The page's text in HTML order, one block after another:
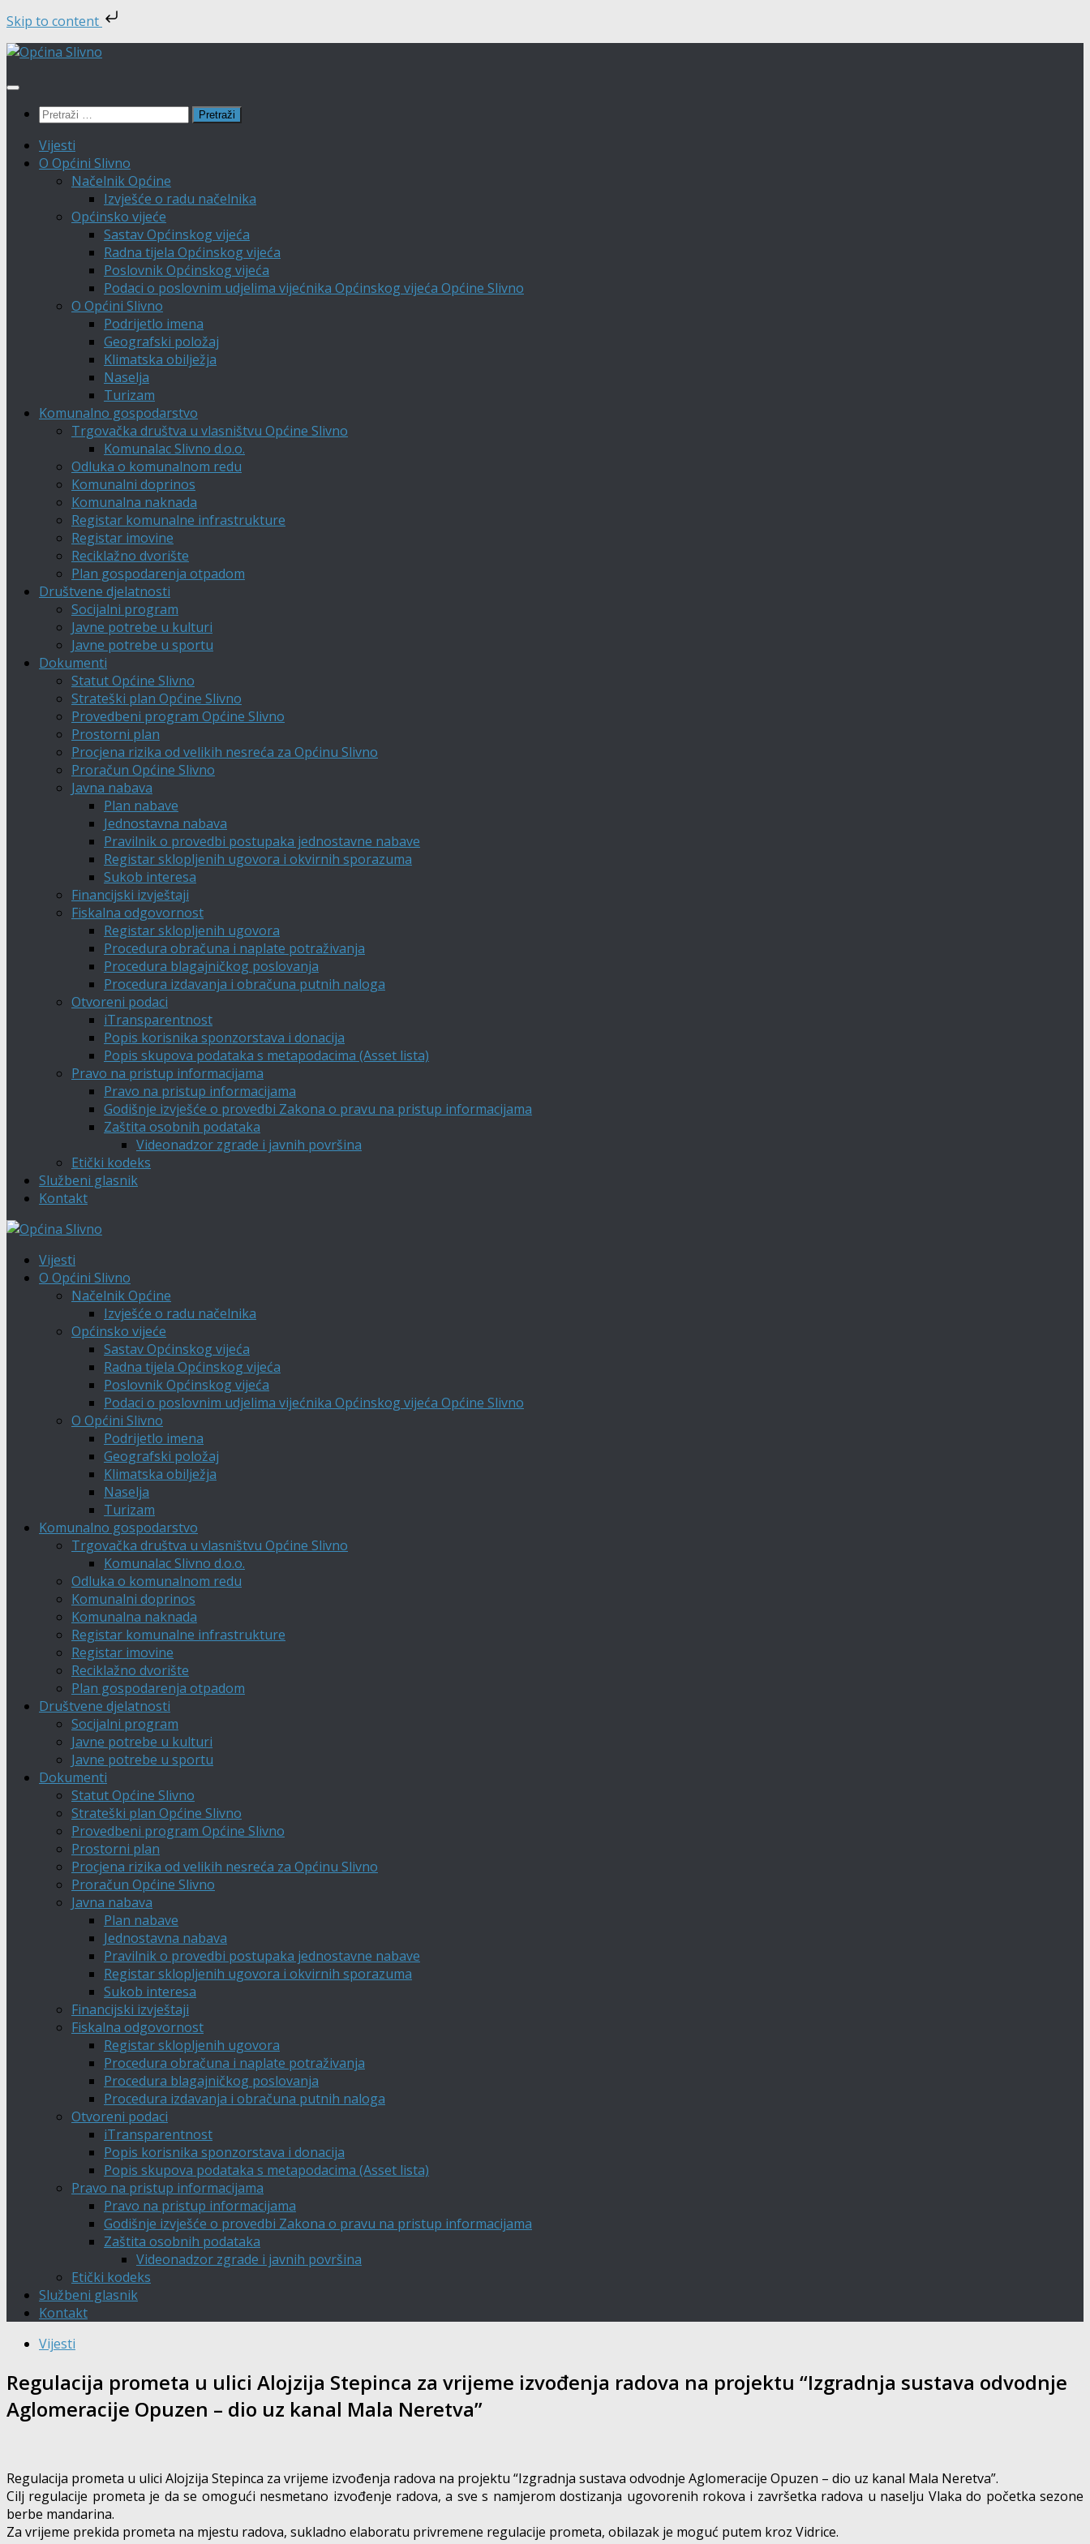
Skip to content
Skip
content
Pretraži:
Vijesti
O Općini Slivno
Načelnik Općine
Izvješće o radu načelnika
Općinsko vijeće
Sastav Općinskog vijeća
Radna tijela Općinskog vijeća
Poslovnik Općinskog vijeća
Podaci o poslovnim udjelima vijećnika Općinskog vijeća Općine Slivno
O Općini Slivno
Podrijetlo imena
Geografski položaj
Klimatska obilježja
Naselja
Turizam
Komunalno gospodarstvo
Trgovačka društva u vlasništvu Općine Slivno
Komunalac Slivno d.o.o.
Odluka o komunalnom redu
Komunalni doprinos
Komunalna naknada
Registar komunalne infrastrukture
Registar imovine
Reciklažno dvorište
Plan gospodarenja otpadom
Društvene djelatnosti
Socijalni program
Javne potrebe u kulturi
Javne potrebe u sportu
Dokumenti
Statut Općine Slivno
Strateški plan Općine Slivno
Provedbeni program Općine Slivno
Prostorni plan
Procjena rizika od velikih nesreća za Općinu Slivno
Proračun Općine Slivno
Javna nabava
Plan nabave
Jednostavna nabava
Pravilnik o provedbi postupaka jednostavne nabave
Registar sklopljenih ugovora i okvirnih sporazuma
Sukob interesa
Financijski izvještaji
Fiskalna odgovornost
Registar sklopljenih ugovora
Procedura obračuna i naplate potraživanja
Procedura blagajničkog poslovanja
Procedura izdavanja i obračuna putnih naloga
Otvoreni podaci
iTransparentnost
Popis korisnika sponzorstava i donacija
Popis skupova podataka s metapodacima (Asset lista)
Pravo na pristup informacijama
Pravo na pristup informacijama
Godišnje izvješće o provedbi Zakona o pravu na pristup informacijama
Zaštita osobnih podataka
Videonadzor zgrade i javnih površina
Etički kodeks
Službeni glasnik
Kontakt
Vijesti
O Općini Slivno
Načelnik Općine
Izvješće o radu načelnika
Općinsko vijeće
Sastav Općinskog vijeća
Radna tijela Općinskog vijeća
Poslovnik Općinskog vijeća
Podaci o poslovnim udjelima vijećnika Općinskog vijeća Općine Slivno
O Općini Slivno
Podrijetlo imena
Geografski položaj
Klimatska obilježja
Naselja
Turizam
Komunalno gospodarstvo
Trgovačka društva u vlasništvu Općine Slivno
Komunalac Slivno d.o.o.
Odluka o komunalnom redu
Komunalni doprinos
Komunalna naknada
Registar komunalne infrastrukture
Registar imovine
Reciklažno dvorište
Plan gospodarenja otpadom
Društvene djelatnosti
Socijalni program
Javne potrebe u kulturi
Javne potrebe u sportu
Dokumenti
Statut Općine Slivno
Strateški plan Općine Slivno
Provedbeni program Općine Slivno
Prostorni plan
Procjena rizika od velikih nesreća za Općinu Slivno
Proračun Općine Slivno
Javna nabava
Plan nabave
Jednostavna nabava
Pravilnik o provedbi postupaka jednostavne nabave
Registar sklopljenih ugovora i okvirnih sporazuma
Sukob interesa
Financijski izvještaji
Fiskalna odgovornost
Registar sklopljenih ugovora
Procedura obračuna i naplate potraživanja
Procedura blagajničkog poslovanja
Procedura izdavanja i obračuna putnih naloga
Otvoreni podaci
iTransparentnost
Popis korisnika sponzorstava i donacija
Popis skupova podataka s metapodacima (Asset lista)
Pravo na pristup informacijama
Pravo na pristup informacijama
Godišnje izvješće o provedbi Zakona o pravu na pristup informacijama
Zaštita osobnih podataka
Videonadzor zgrade i javnih površina
Etički kodeks
Službeni glasnik
Kontakt
Vijesti
Regulacija prometa u ulici Alojzija Stepinca za vrijeme izvođenja radova na projektu “Izgradnja sustava odvodnje
Aglomeracije Opuzen – dio uz kanal Mala Neretva”
Regulacija prometa u ulici Alojzija Stepinca za vrijeme izvođenja radova na projektu “Izgradnja sustava odvodnje Aglomeracije Opuzen – dio uz kanal Mala Neretva”.
Cilj regulacije prometa je da se omogući nesmetano izvođenje radova, a sve s namjerom dostizanja ugovorenih rokova i završetka radova u naselju Vlaka do početka sezone
berbe mandarina.
Za vrijeme prekida prometa na mjestu radova, sukladno elaboratu privremene regulacije prometa, obilazak je moguć putem kroz Vidrice.